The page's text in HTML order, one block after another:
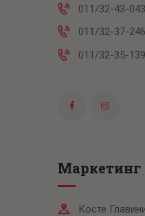
011/32-43-043
011/32-37-246
011/32-35-139
Маркетинг
Косте